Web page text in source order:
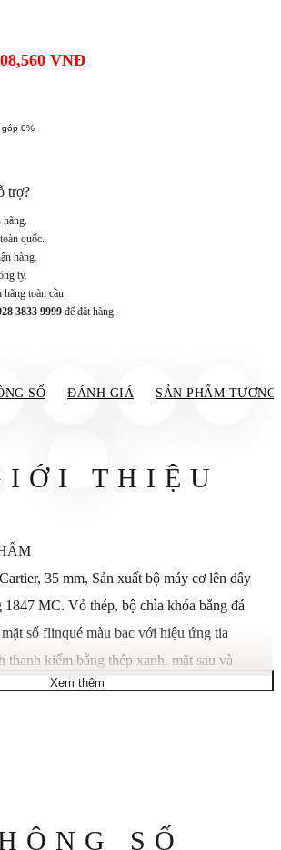
VNĐ
góp 0%
trợ?
hãng.
quốc.
hàng.
ty.
hãng toàn cầu.
3833 9999 để đặt hàng.
SỐ ĐÁNH GIÁ SẢN PHẨM TƯƠNG
THIỆU
35 mm, Sản xuất bộ máy cơ lên dây
1847 MC. Vỏ thép, bộ chìa khóa bằng đá
số flinqué màu bạc với hiệu ứng tia
thanh kiếm bằng thép xanh, mặt sau và
dây đeo da cá sấu Bordeaux sáng bóng,
định vị thế là bậc thầy về đồng hồ với
Xem thêm
SỐ